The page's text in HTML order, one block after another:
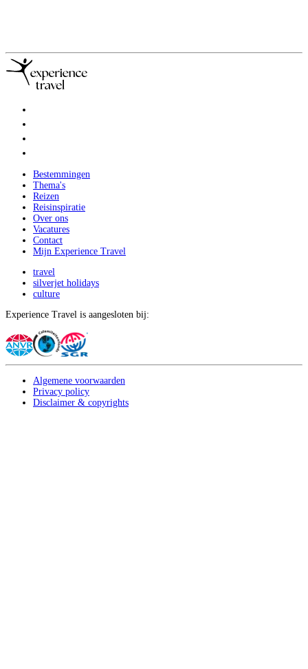
Bestemmingen
Thema's
Reizen
Reisinspiratie
Over ons
Vacatures
Contact
Mijn Experience Travel
travel
silverjet holidays
culture
Experience Travel is aangesloten bij:
Algemene voorwaarden
Privacy policy
Disclaimer & copyrights